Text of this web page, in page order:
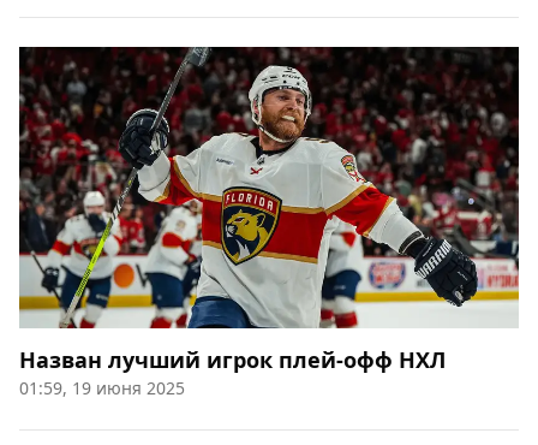
Назван лучший игрок плей-офф НХЛ
01:59, 19 июня 2025